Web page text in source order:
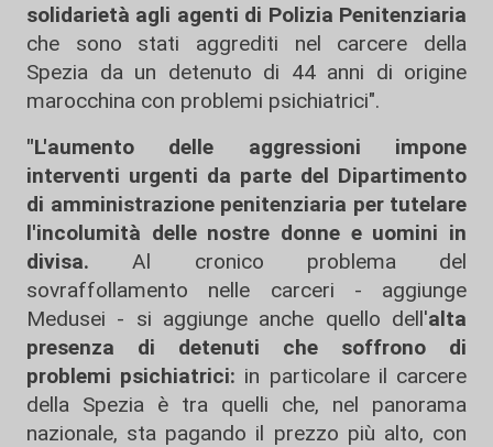
solidarietà agli agenti di Polizia Penitenziaria
che sono stati aggrediti nel carcere della
Spezia da un detenuto di 44 anni di origine
marocchina con problemi psichiatrici".
"L'aumento delle aggressioni impone
interventi urgenti da parte del Dipartimento
di amministrazione penitenziaria per tutelare
l'incolumità delle nostre donne e uomini in
divisa. Al cronico problema del
sovraffollamento nelle carceri - aggiunge
Medusei - si aggiunge anche quello dell'alta
presenza di detenuti che soffrono di
problemi psichiatrici: in particolare il carcere
della Spezia è tra quelli che, nel panorama
nazionale, sta pagando il prezzo più alto, con